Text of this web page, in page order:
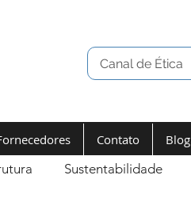
Canal de Ética
Sustentabilidade
Contato Blog